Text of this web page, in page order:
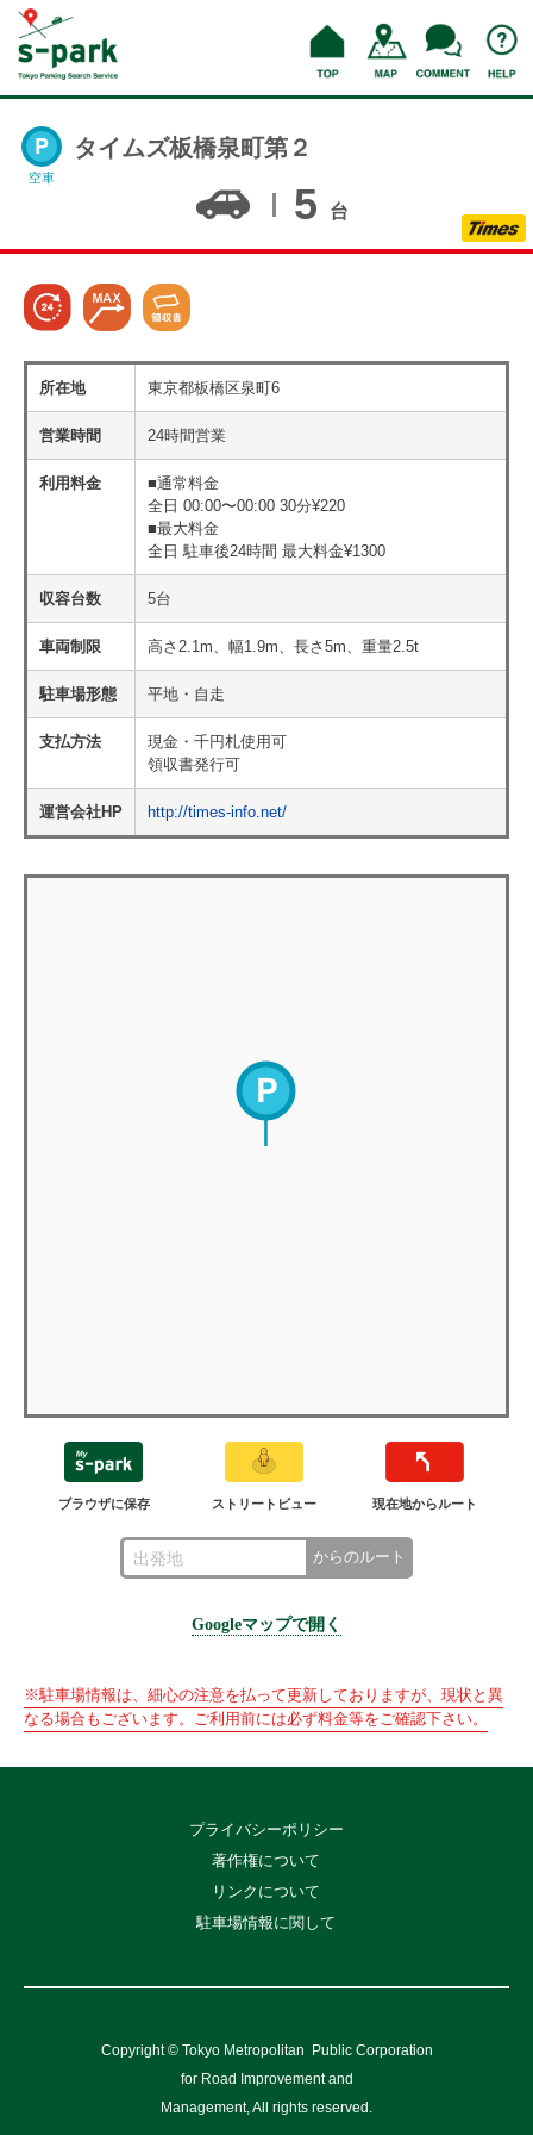
空車
タイムズ板橋泉町第２
5 台
所在地 東京都板橋区泉町6
営業時間 24時間営業
利用料金
■通常料金
全日 00:00〜00:00 30分¥220
■最大料金
全日 駐車後24時間 最大料金¥1300
収容台数 5台
車両制限 高さ2.1m、幅1.9m、長さ5m、重量2.5t
駐車場形態 平地・自走
支払方法
現金・千円札使用可
領収書発行可
運営会社HP http://times-info.net/
ブラウザに保存 ストリートビュー 現在地からルート
からのルート
Googleマップで開く
※駐車場情報は、細心の注意を払って更新しておりますが、現状と異
なる場合もございます。ご利用前には必ず料金等をご確認下さい。
プライバシーポリシー
著作権について
リンクについて
駐車場情報に関して
Copyright © Tokyo Metropolitan
Public Corporation
for Road Improvement and
Management, All rights reserved.